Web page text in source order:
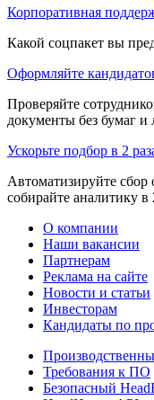
Корпоративная
Какой соцпакет вы
Оформляйте
Проверяйте
документы без бумаг и
Ускорьте подбор в 2
Автоматизируйте сбор
собирайте аналитику в
О компании
Наши вакансии
Партнерам
Реклама на сайте
Новости и статьи
Инвесторам
Кандидаты по
Требования к ПО
Безопасный